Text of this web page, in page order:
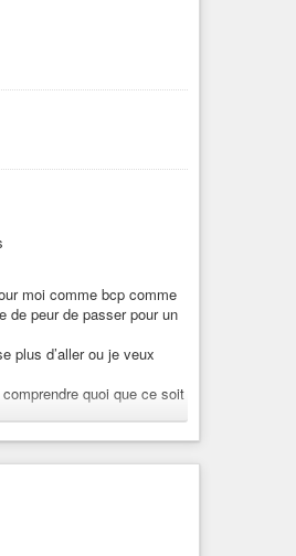
moi comme bcp comme
de peur de passer pour un
plus d’aller ou je veux
quoi que ce soit